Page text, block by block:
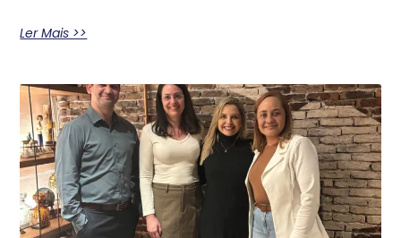
Ler Mais >>